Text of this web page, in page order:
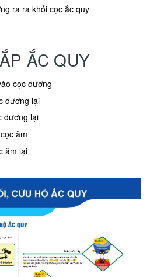
ra ra khỏi cọc ắc quy
ẮC QUY
cọc dương
dương lại
dương lại
âm
âm lại